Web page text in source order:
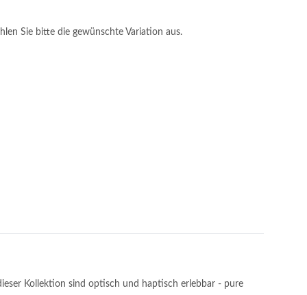
Sie bitte die gewünschte Variation aus.
Kollektion sind optisch und haptisch erlebbar - pure